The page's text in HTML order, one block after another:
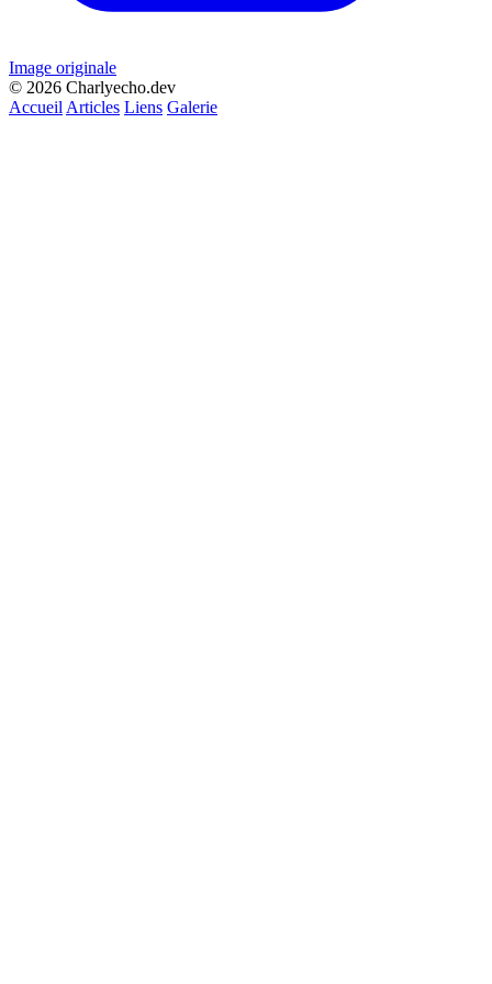
Image originale
© 2026 Charlyecho.dev
Accueil Articles Liens Galerie